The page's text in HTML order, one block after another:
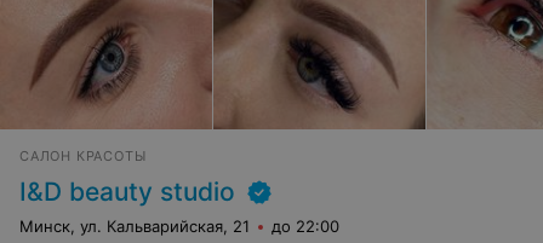
САЛОН КРАСОТЫ
I&D beauty studio
Минск, ул. Кальварийская, 21 до 22:00